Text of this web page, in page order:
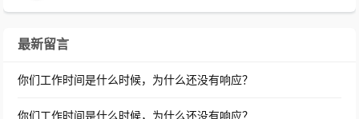
最新留言
你们工作时间是什么时候，为什么还没有响应？
你们工作时间是什么时候，为什么还没有响应？